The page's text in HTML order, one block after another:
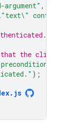
,
that the client
);
. js